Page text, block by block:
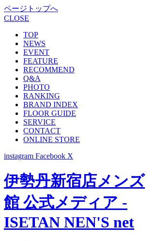
ページトップへ
CLOSE
TOP
NEWS
EVENT
FEATURE
RECOMMEND
Q&A
PHOTO
RANKING
BRAND INDEX
FLOOR GUIDE
SERVICE
CONTACT
ONLINE STORE
instagram Facebook X
伊勢丹新宿店メンズ
館 公式メディア -
ISETAN NEN'S net